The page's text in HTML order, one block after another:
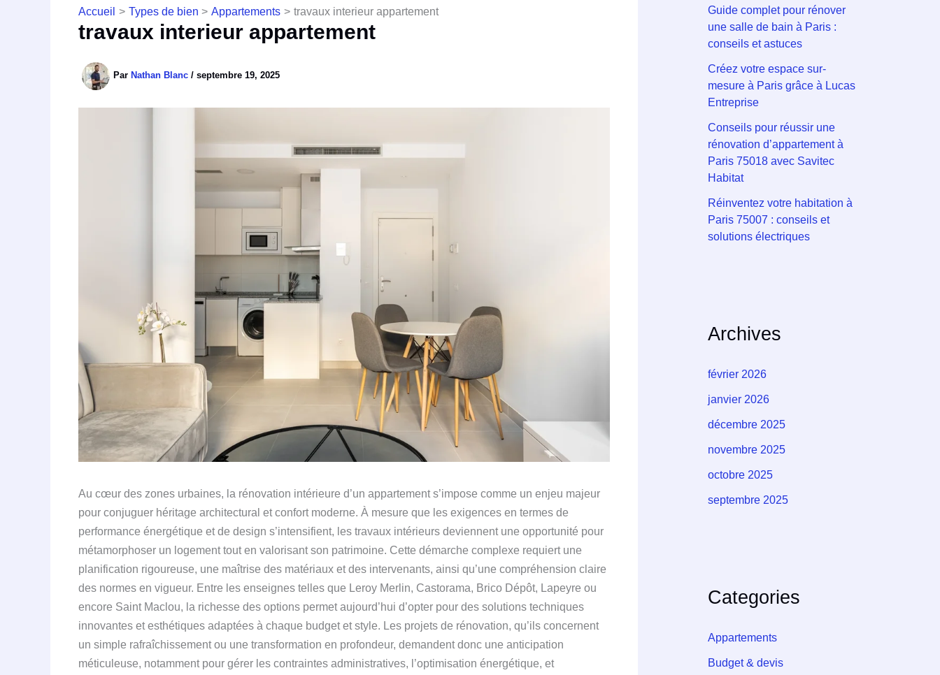
Accueil Types de bien Appartements travaux interieur appartement
travaux interieur appartement
Par Nathan Blanc / septembre 19, 2025
Au cœur des zones urbaines, la rénovation intérieure d’un appartement s’impose comme un enjeu majeur
pour conjuguer héritage architectural et confort moderne. À mesure que les exigences en termes de
performance énergétique et de design s’intensifient, les travaux intérieurs deviennent une opportunité pour
métamorphoser un logement tout en valorisant son patrimoine. Cette démarche complexe requiert une
planification rigoureuse, une maîtrise des matériaux et des intervenants, ainsi qu’une compréhension claire
des normes en vigueur. Entre les enseignes telles que Leroy Merlin, Castorama, Brico Dépôt, Lapeyre ou
encore Saint Maclou, la richesse des options permet aujourd’hui d’opter pour des solutions techniques
innovantes et esthétiques adaptées à chaque budget et style. Les projets de rénovation, qu’ils concernent
un simple rafraîchissement ou une transformation en profondeur, demandent donc une anticipation
méticuleuse, notamment pour gérer les contraintes administratives, l’optimisation énergétique, et
Guide complet pour rénover
une salle de bain à Paris :
conseils et astuces
Créez votre espace sur-
mesure à Paris grâce à Lucas
Entreprise
Conseils pour réussir une
rénovation d’appartement à
Paris 75018 avec Savitec
Habitat
Réinventez votre habitation à
Paris 75007 : conseils et
solutions électriques
Archives
février 2026
janvier 2026
décembre 2025
novembre 2025
octobre 2025
septembre 2025
Categories
Appartements
Budget & devis